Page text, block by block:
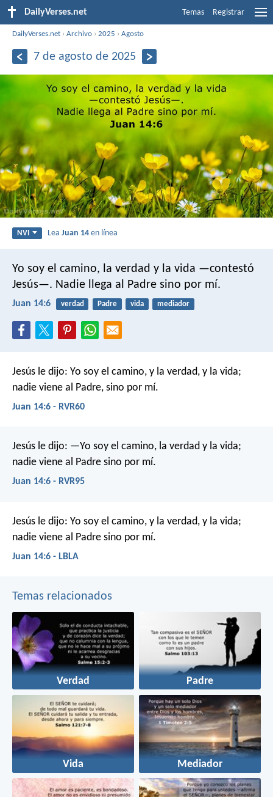
DailyVerses.net Temas Registrar
DailyVerses.net ›Archivo ›2025 ›Agosto
7 de agosto de 2025
NVI LeaJuan 14 en línea
Yo soy el camino, la verdad y la vida —contestó
Jesús—. Nadie llega al Padre sino por mí.
Juan 14:6 verdad Padre vida mediador
Jesús le dijo: Yo soy el camino, y la verdad, y la vida;
nadie viene al Padre, sino por mí.
Juan 14:6 - RVR60
Jesús le dijo: —Yo soy el camino, la verdad y la vida;
nadie viene al Padre sino por mí.
Juan 14:6 - RVR95
Jesús le dijo: Yo soy el camino, y la verdad, y la vida;
nadie viene al Padre sino por mí.
Juan 14:6 - LBLA
Temas relacionados
Verdad Padre
Vida Mediador